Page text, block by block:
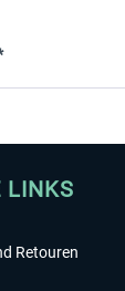
LINKS
Retouren